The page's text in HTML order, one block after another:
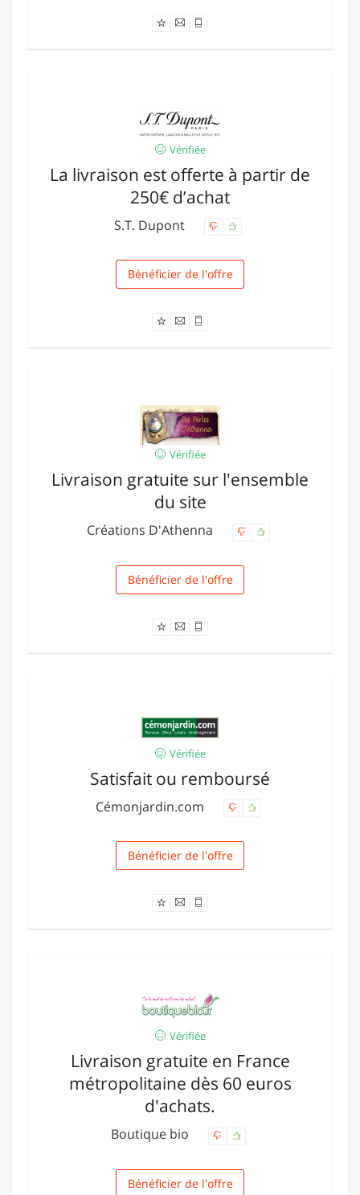
Vérifiée
La livraison est offerte à partir de
250€ d’achat
S.T. Dupont
Livraison
Bénéficier de l'offre
Vérifiée
Livraison gratuite sur l'ensemble
du site
Créations D'Athenna
Livraison
Bénéficier de l'offre
Vérifiée
Satisfait ou remboursé
Cémonjardin.com
Livraison
Bénéficier de l'offre
Vérifiée
Livraison gratuite en France
métropolitaine dès 60 euros
d'achats.
Boutique bio
Livraison
Bénéficier de l'offre